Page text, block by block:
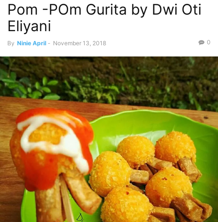
Pom -POm Gurita by Dwi Oti
Eliyani
By Ninie April - November 13, 2018 0